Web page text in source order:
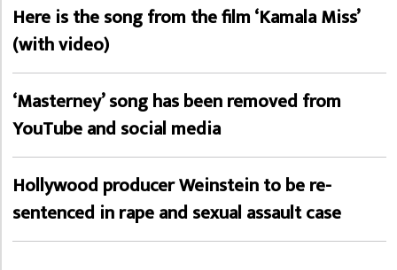
Here is the song from the film ‘Kamala Miss’
(with video)
‘Masterney’ song has been removed from
YouTube and social media
Hollywood producer Weinstein to be re-
sentenced in rape and sexual assault case